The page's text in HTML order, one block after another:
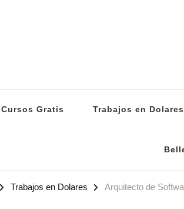
Cursos Gratis Trabajos en Dolares
Trabajos en Dolares Arquitecto de